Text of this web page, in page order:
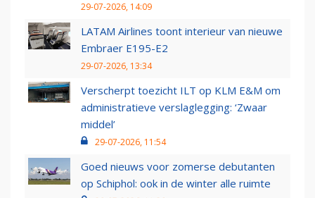
29-07-2026, 14:09
LATAM Airlines toont interieur van nieuwe
Embraer E195-E2
29-07-2026, 13:34
Verscherpt toezicht ILT op KLM E&M om
administratieve verslaglegging: ‘Zwaar
middel’
29-07-2026, 11:54
Goed nieuws voor zomerse debutanten
op Schiphol: ook in de winter alle ruimte